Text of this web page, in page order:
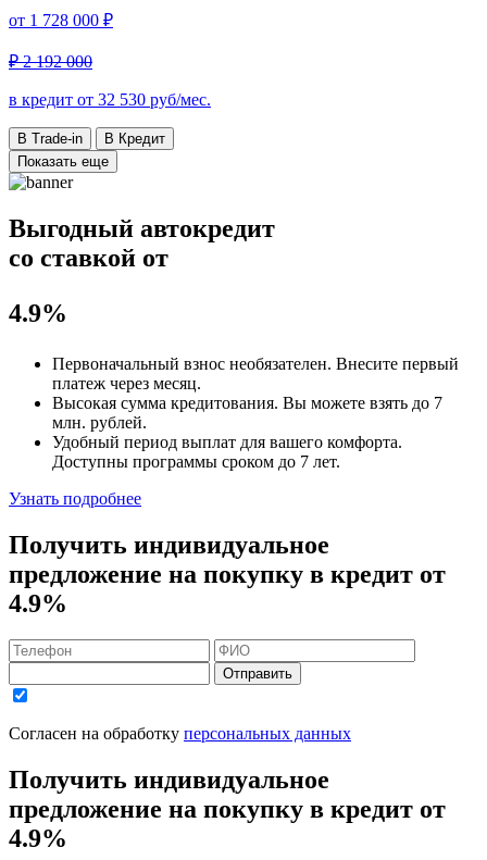
от 1 728 000 ₽
₽ 2 192 000
в кредит от 32 530 руб/мес.
В Trade-in
В Кредит
Показать еще
Выгодный автокредит
со ставкой от
4.9%
Первоначальный взнос необязателен. Внесите первый
платеж через месяц.
Высокая сумма кредитования. Вы можете взять до 7
млн. рублей.
Удобный период выплат для вашего комфорта.
Доступны программы сроком до 7 лет.
Узнать подробнее
Получить индивидуальное
предложение на покупку в кредит от
4.9%
Отправить
Согласен на обработку персональных данных
Получить индивидуальное
предложение на покупку в кредит от
4.9%